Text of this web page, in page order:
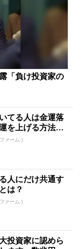
「負け投資家の
てる人は金運落
を上げる方法と
ァーム )
人にだけ共通す
は？
ァーム )
投資家に認めら